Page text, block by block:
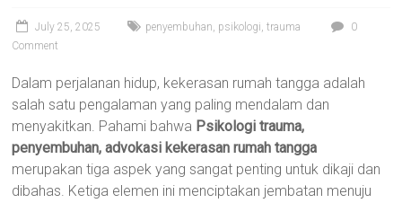
July 25, 2025 penyembuhan, psikologi,trauma
0
Comment
Dalam perjalanan hidup, kekerasan rumah tangga adalah
salah satu pengalaman yang paling mendalam dan
menyakitkan. Pahami bahwa Psikologi trauma,
penyembuhan, advokasi kekerasan rumah tangga
merupakan tiga aspek yang sangat penting untuk dikaji dan
dibahas. Ketiga elemen ini menciptakan jembatan menuju